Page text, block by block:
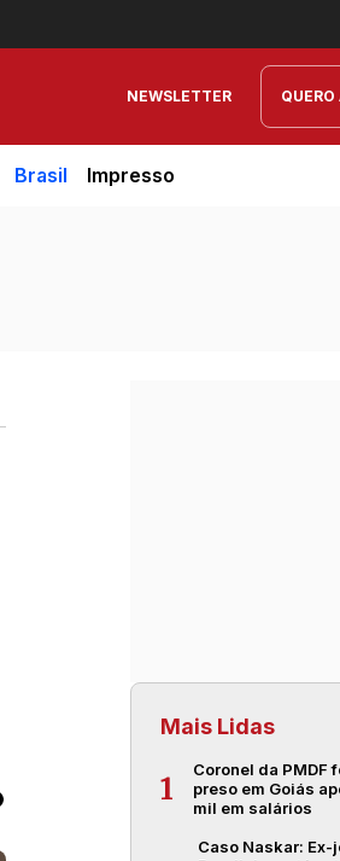
NEWSLETTER
Brasil Impresso
Mais Lidas
1
Coronel da PMDF
preso em Goiás
mil em salários
Caso Naskar: